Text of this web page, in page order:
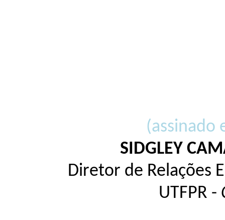
(assinado
SIDGLEY
Diretor de Relações
UTFPR -